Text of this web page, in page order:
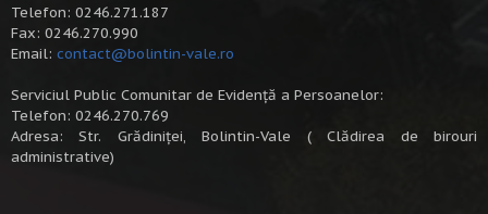
Telefon: 0246.271.187
Fax: 0246.270.990
Email: contact@bolintin-vale.ro
Serviciul Public Comunitar de Evidență a Persoanelor:
Telefon: 0246.270.769
Adresa: Str. Grădiniței, Bolintin-Vale ( Clădirea de birouri
administrative)